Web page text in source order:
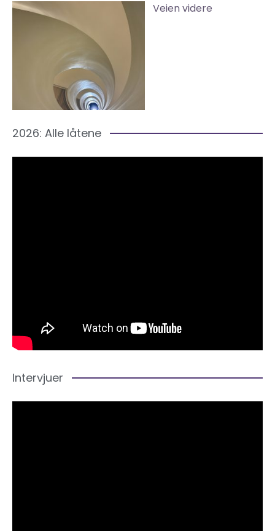
Veien videre
2026: Alle låtene
Intervjuer